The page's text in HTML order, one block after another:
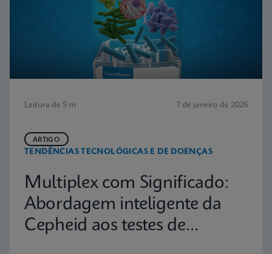
Leitura de 5 m 7 de janeiro de 2026
TENDÊNCIAS TECNOLÓGICAS E DE DOENÇAS
ARTIGO
Multiplex com Significado:
Abordagem inteligente da
Cepheid aos testes de